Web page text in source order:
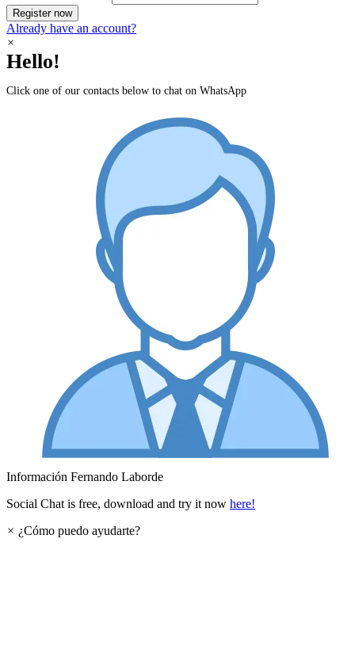
Register now
Already have an account?
×
Hello!
Click one of our contacts below to chat on WhatsApp
Información Fernando Laborde
Social Chat is free, download and try it now here!
× ¿Cómo puedo ayudarte?